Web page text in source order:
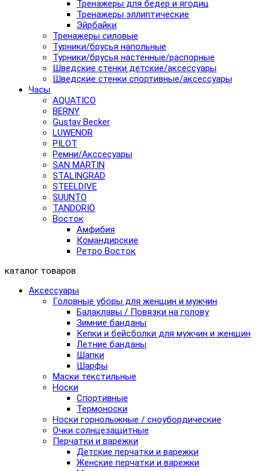
Тренажеры для бедер и ягодиц
Тренажеры эллиптические
Эйрбайки
Тренажеры силовые
Турники/брусья напольные
Турники/брусья настенные/распорные
Шведские стенки детские/аксессуары
Шведские стенки спортивные/аксессуары
Часы
AQUATICO
BERNY
Gustav Becker
LUWENOR
PILOT
Pемни/Акссесуары
SAN MARTIN
STALINGRAD
STEELDIVE
SUUNTO
TANDORIO
Восток
Амфибия
Командирские
Ретро Восток
каталог товаров
Аксессуары
Головные уборы для женщин и мужчин
Балаклавы / Повязки на голову
Зимние банданы
Кепки и бейсболки для мужчин и женщин
Летние банданы
Шапки
Шарфы
Маски текстильные
Носки
Спортивные
Термоноски
Носки горнолыжные / сноубордические
Очки солнцезащитные
Перчатки и варежки
Детские перчатки и варежки
Женские перчатки и варежки